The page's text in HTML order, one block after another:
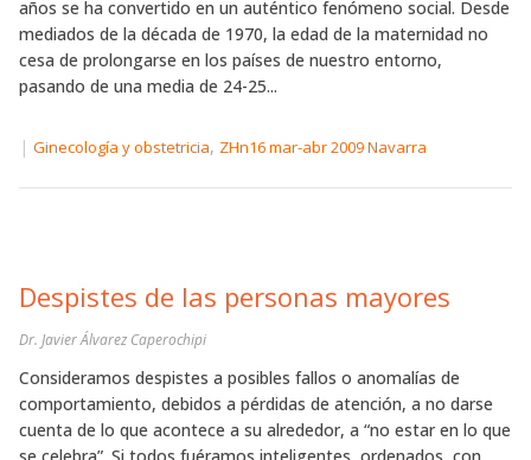
años se ha convertido en un auténtico fenómeno social. Desde
mediados de la década de 1970, la edad de la maternidad no
cesa de prolongarse en los países de nuestro entorno,
pasando de una media de 24-25...
| Ginecología y obstetricia, ZHn16 mar-abr 2009 Navarra
Despistes de las personas mayores
Dr. Javier Álvarez Caperochipi
Consideramos despistes a posibles fallos o anomalías de
comportamiento, debidos a pérdidas de atención, a no darse
cuenta de lo que acontece a su alrededor, a “no estar en lo que